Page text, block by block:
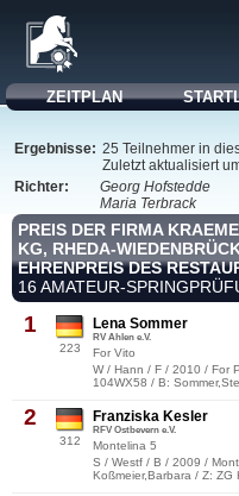
ZEITPLAN
Ergebnisse: 25 Teilnehmer in
Zuletzt aktualisiert
Richter:
Georg Hofstedde
Maria Terbrack
PREIS DER FIRMA
KG, RHEDA-
EHRENPREIS DES
16 AMATEUR-
1
223
Lena Sommer
RV Ahlen e.V.
For Vito
W / Hann / F / 2010 / For
104WX58 / B:
2
312
Franziska Kesler
RFV Ostbevern e.V.
Montelina 5
S / Westf / B / 2009 /
Koßmeier,Barbara / Z: ZG